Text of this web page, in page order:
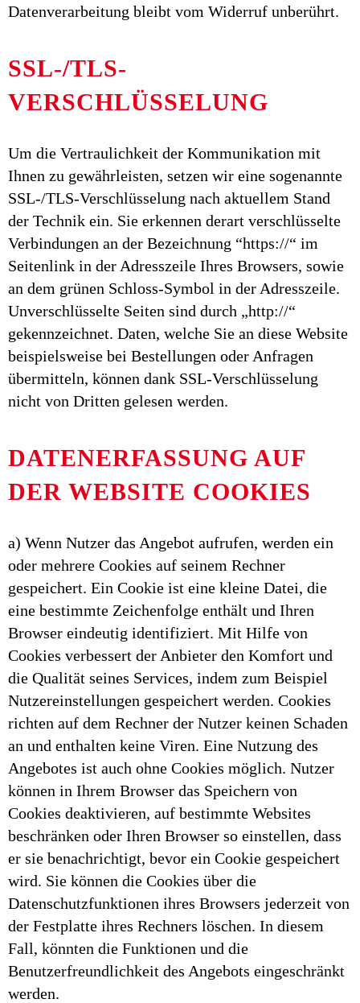
Datenverarbeitung bleibt vom Widerruf unberührt.
SSL-/TLS-
VERSCHLÜSSELUNG
Um die Vertraulichkeit der Kommunikation mit
Ihnen zu gewährleisten, setzen wir eine sogenannte
SSL-/TLS-Verschlüsselung nach aktuellem Stand
der Technik ein. Sie erkennen derart verschlüsselte
Verbindungen an der Bezeichnung “https://“ im
Seitenlink in der Adresszeile Ihres Browsers, sowie
an dem grünen Schloss-Symbol in der Adresszeile.
Unverschlüsselte Seiten sind durch „http://“
gekennzeichnet. Daten, welche Sie an diese Website
beispielsweise bei Bestellungen oder Anfragen
übermitteln, können dank SSL-Verschlüsselung
nicht von Dritten gelesen werden.
DATENERFASSUNG AUF
DER WEBSITE COOKIES
a) Wenn Nutzer das Angebot aufrufen, werden ein
oder mehrere Cookies auf seinem Rechner
gespeichert. Ein Cookie ist eine kleine Datei, die
eine bestimmte Zeichenfolge enthält und Ihren
Browser eindeutig identifiziert. Mit Hilfe von
Cookies verbessert der Anbieter den Komfort und
die Qualität seines Services, indem zum Beispiel
Nutzereinstellungen gespeichert werden. Cookies
richten auf dem Rechner der Nutzer keinen Schaden
an und enthalten keine Viren. Eine Nutzung des
Angebotes ist auch ohne Cookies möglich. Nutzer
können in Ihrem Browser das Speichern von
Cookies deaktivieren, auf bestimmte Websites
beschränken oder Ihren Browser so einstellen, dass
er sie benachrichtigt, bevor ein Cookie gespeichert
wird. Sie können die Cookies über die
Datenschutzfunktionen ihres Browsers jederzeit von
der Festplatte ihres Rechners löschen. In diesem
Fall, könnten die Funktionen und die
Benutzerfreundlichkeit des Angebots eingeschränkt
werden.